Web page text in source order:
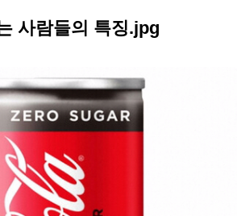
사람들의 특징.jpg